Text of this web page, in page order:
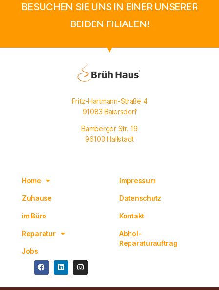
BESUCHEN SIE UNS IN EINER UNSERER
BEIDEN FILIALEN!
Fritz-Hartmann-Straße 4
91083 Baiersdorf
Bamberger Str. 19
96103 Hallstadt
Navigation
Home
Zuhause
im Büro
Reparatur
Jobs
Rechtliches
Impressum
Datenschutz
Kontakt
Abhol-
Reparaturauftrag